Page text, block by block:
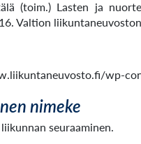
(toim.) Lasten ja
Valtion
wp-
nimeke
seuraaminen.